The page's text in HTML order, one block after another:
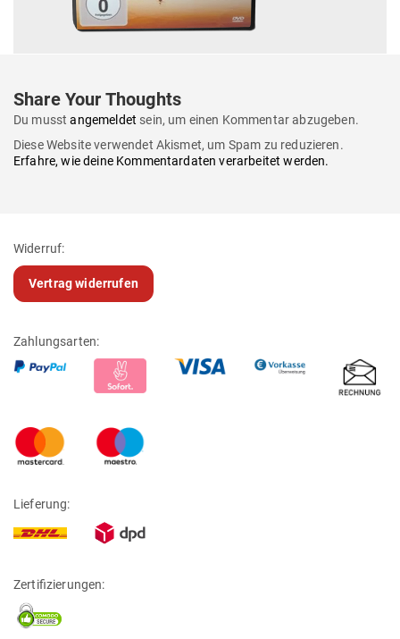
Share Your Thoughts
Du musstangemeldet sein, um einen Kommentar abzugeben.
Diese Website verwendet Akismet, um Spam zu reduzieren.
Erfahre, wie deine Kommentardaten verarbeitet werden.
Widerruf:
Vertrag widerrufen
Zahlungsarten:
Lieferung:
Zertifizierungen: